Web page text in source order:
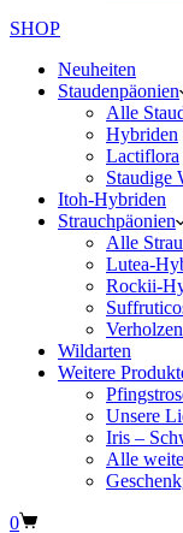
SHOP
Neuheiten
Staudenpäonien
Alle
Hybriden
Lactiflora
Staudige
Itoh-Hybriden
Strauchpäonien
Alle
Lutea-
Rockii-
Wildarten
Weitere
Unsere
Iris –
Alle
Warenkorb
0